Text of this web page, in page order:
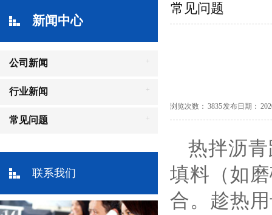
新闻中心
公司新闻 +
行业新闻 +
常见问题 +
联系我们
常见问题
浏览次数： 3835 发布日期：
热拌沥青
填料（如
合。趁热